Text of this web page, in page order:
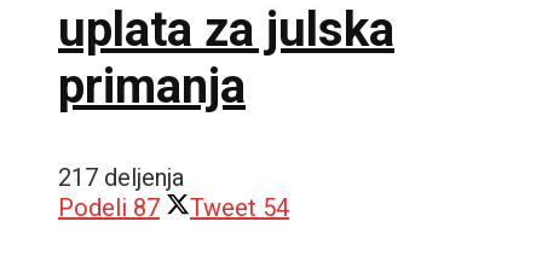
uplata za julska
primanja
217 deljenja
Podeli 87 Tweet 54